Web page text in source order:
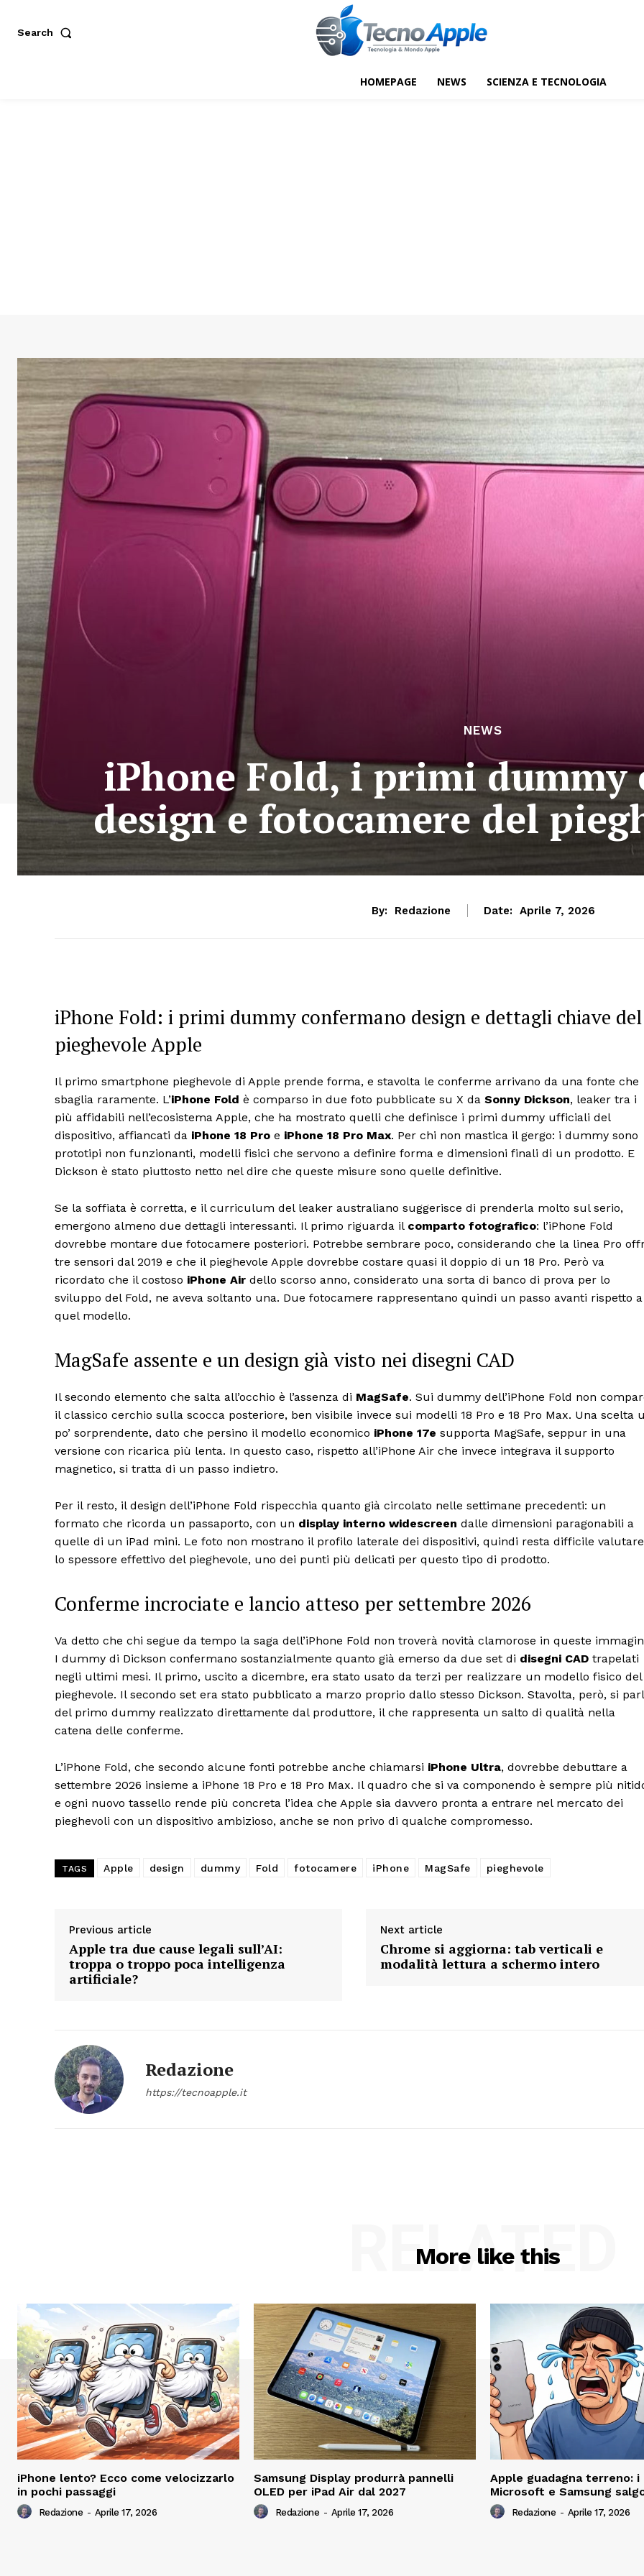
Search
HOMEPAGE NEWS SCIENZA E TECNOLOGIA
NEWS
iPhone Fold, i primi dummy
design e fotocamere del
By: Redazione Date: Aprile 7, 2026
iPhone Fold: i primi dummy confermano design e dettagli chiave del
pieghevole Apple
Il primo smartphone pieghevole di Apple prende forma, e stavolta le conferme arrivano da una fonte che
sbaglia raramente. L’iPhone Fold è comparso in due foto pubblicate su X da Sonny Dickson, leaker tra i
più affidabili nell’ecosistema Apple, che ha mostrato quelli che definisce i primi dummy ufficiali del
dispositivo, affiancati da iPhone 18 Pro e iPhone 18 Pro Max. Per chi non mastica il gergo: i dummy sono
prototipi non funzionanti, modelli fisici che servono a definire forma e dimensioni finali di un prodotto. E
Dickson è stato piuttosto netto nel dire che queste misure sono quelle definitive.
Se la soffiata è corretta, e il curriculum del leaker australiano suggerisce di prenderla molto sul serio,
emergono almeno due dettagli interessanti. Il primo riguarda il comparto fotografico: l’iPhone Fold
dovrebbe montare due fotocamere posteriori. Potrebbe sembrare poco, considerando che la linea Pro
tre sensori dal 2019 e che il pieghevole Apple dovrebbe costare quasi il doppio di un 18 Pro. Però va
ricordato che il costoso iPhone Air dello scorso anno, considerato una sorta di banco di prova per lo
sviluppo del Fold, ne aveva soltanto una. Due fotocamere rappresentano quindi un passo avanti rispetto a
quel modello.
MagSafe assente e un design già visto nei disegni CAD
Il secondo elemento che salta all’occhio è l’assenza di MagSafe. Sui dummy dell’iPhone Fold non
il classico cerchio sulla scocca posteriore, ben visibile invece sui modelli 18 Pro e 18 Pro Max. Una scelta
po’ sorprendente, dato che persino il modello economico iPhone 17e supporta MagSafe, seppur in una
versione con ricarica più lenta. In questo caso, rispetto all’iPhone Air che invece integrava il supporto
magnetico, si tratta di un passo indietro.
Per il resto, il design dell’iPhone Fold rispecchia quanto già circolato nelle settimane precedenti: un
formato che ricorda un passaporto, con un display interno widescreen dalle dimensioni paragonabili a
quelle di un iPad mini. Le foto non mostrano il profilo laterale dei dispositivi, quindi resta difficile valutare
lo spessore effettivo del pieghevole, uno dei punti più delicati per questo tipo di prodotto.
Conferme incrociate e lancio atteso per settembre 2026
Va detto che chi segue da tempo la saga dell’iPhone Fold non troverà novità clamorose in queste
I dummy di Dickson confermano sostanzialmente quanto già emerso da due set di disegni CAD trapelati
negli ultimi mesi. Il primo, uscito a dicembre, era stato usato da terzi per realizzare un modello fisico del
pieghevole. Il secondo set era stato pubblicato a marzo proprio dallo stesso Dickson. Stavolta, però, si
del primo dummy realizzato direttamente dal produttore, il che rappresenta un salto di qualità nella
catena delle conferme.
L’iPhone Fold, che secondo alcune fonti potrebbe anche chiamarsi iPhone Ultra, dovrebbe debuttare a
settembre 2026 insieme a iPhone 18 Pro e 18 Pro Max. Il quadro che si va componendo è sempre più
e ogni nuovo tassello rende più concreta l’idea che Apple sia davvero pronta a entrare nel mercato dei
pieghevoli con un dispositivo ambizioso, anche se non privo di qualche compromesso.
TAGS Apple design dummy Fold fotocamere iPhone MagSafe pieghevole
Previous article
Apple tra due cause legali sull’AI:
troppa o troppo poca intelligenza
artificiale?
Next article
Chrome si aggiorna: tab verticali e
modalità lettura a schermo intero
Redazione
https://tecnoapple.it
More like this
RELATED
iPhone lento? Ecco come velocizzarlo
in pochi passaggi
Redazione - Aprile 17, 2026
Samsung Display produrrà pannelli
OLED per iPad Air dal 2027
Redazione - Aprile 17, 2026
Apple guadagna terreno: i
Microsoft e Samsung
Redazione - Aprile 17, 2026